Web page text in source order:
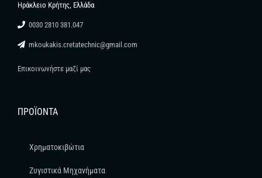
Ηράκλειο Κρήτης, Ελλάδα
0030 2810 381.047
mkoukakis.cretatechnic@gmail.com
Επικοινωνήστε μαζί μας
ΠΡΟΪΌΝΤΑ
Χρηματοκιβώτια
Ζυγιστικά Μηχανήματα